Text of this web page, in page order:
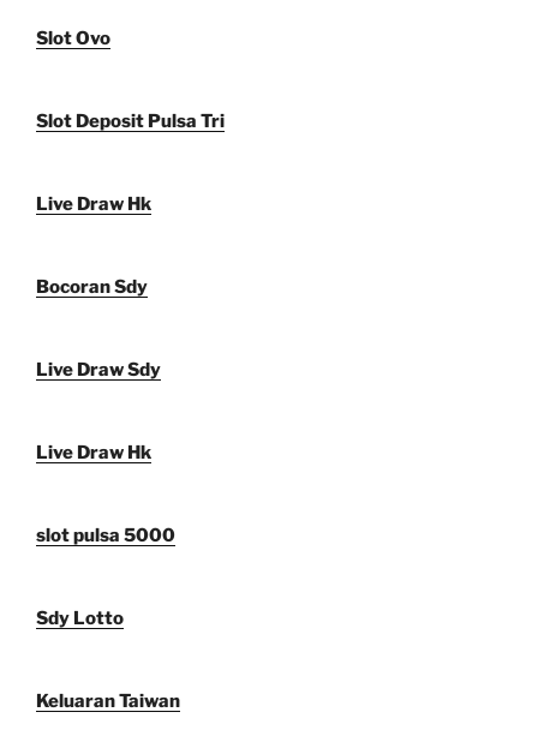
Slot Ovo
Slot Deposit Pulsa Tri
Live Draw Hk
Bocoran Sdy
Live Draw Sdy
Live Draw Hk
slot pulsa 5000
Sdy Lotto
Keluaran Taiwan